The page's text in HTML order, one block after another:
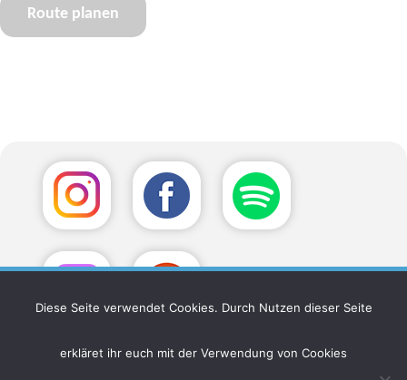
Diese Seite verwendet Cookies. Durch Nutzen dieser Seite
erkläret ihr euch mit der Verwendung von Cookies